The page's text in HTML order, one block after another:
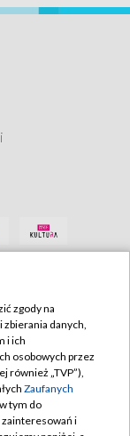
zgody na
danych,
i ich
osobowych przez
również „TVP”),
Zaufanych
tym do
i